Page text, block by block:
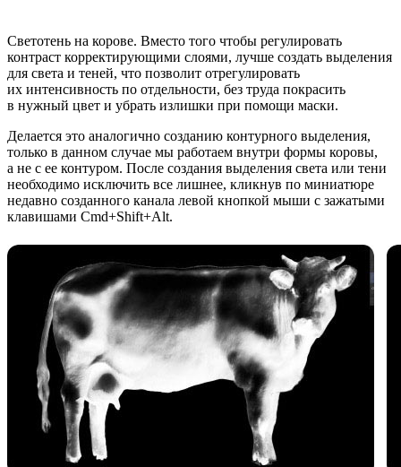
Светотень на корове. Вместо того чтобы регулировать
контраст корректирующими слоями, лучше создать выделения
для света и теней, что позволит отрегулировать
их интенсивность по отдельности, без труда покрасить
в нужный цвет и убрать излишки при помощи маски.
Делается это аналогично созданию контурного выделения,
только в данном случае мы работаем внутри формы коровы,
а не с ее контуром. После создания выделения света или тени
необходимо исключить все лишнее, кликнув по миниатюре
недавно созданного канала левой кнопкой мыши с зажатыми
клавишами Cmd+Shift+Alt.